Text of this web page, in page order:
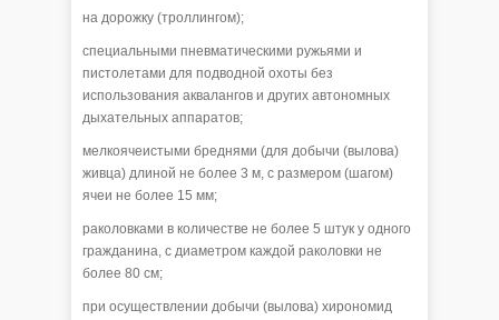
на дорожку (троллингом);
специальными пневматическими ружьями и
пистолетами для подводной охоты без
использования аквалангов и других автономных
дыхательных аппаратов;
мелкоячеистыми бреднями (для добычи (вылова)
живца) длиной не более 3 м, с размером (шагом)
ячеи не более 15 мм;
раколовками в количестве не более 5 штук у одного
гражданина, с диаметром каждой раколовки не
более 80 см;
при осуществлении добычи (вылова) хирономид